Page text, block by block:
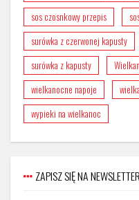
sos czosnkowy przepis
surówka z czerwonej kapusty
surówka z kapusty
wielkanocne napoje
wypieki na wielkanoc
ZAPISZ SIĘ NA NEWSLETTER